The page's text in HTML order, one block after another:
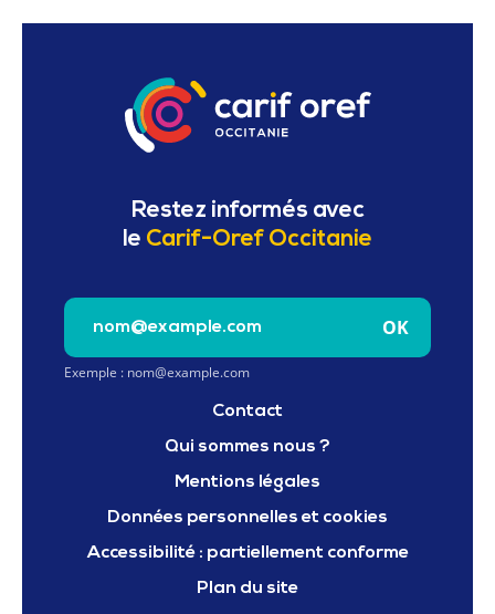
Restez informés avec
le Carif-Oref Occitanie
Saisissez votre e-mail pour vous inscrire à la
Exemple : nom@example.com
OK
Contact
Qui sommes nous ?
Mentions légales
Données personnelles et cookies
Accessibilité : partiellement conforme
Plan du site